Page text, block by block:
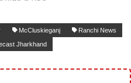
McCluskieganj
Ranchi News
Jharkhand